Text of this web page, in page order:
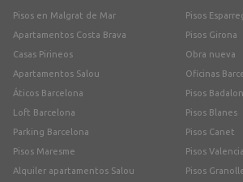
Pisos en Malgrat de Mar
Apartamentos Costa Brava
Casas Pirineos
Apartamentos Salou
Áticos Barcelona
Loft Barcelona
Parking Barcelona
Pisos Maresme
Alquiler apartamentos Salou
Pisos
Pisos Girona
Obra nueva
Oficinas
Pisos
Pisos Blanes
Pisos Canet
Pisos
Pisos